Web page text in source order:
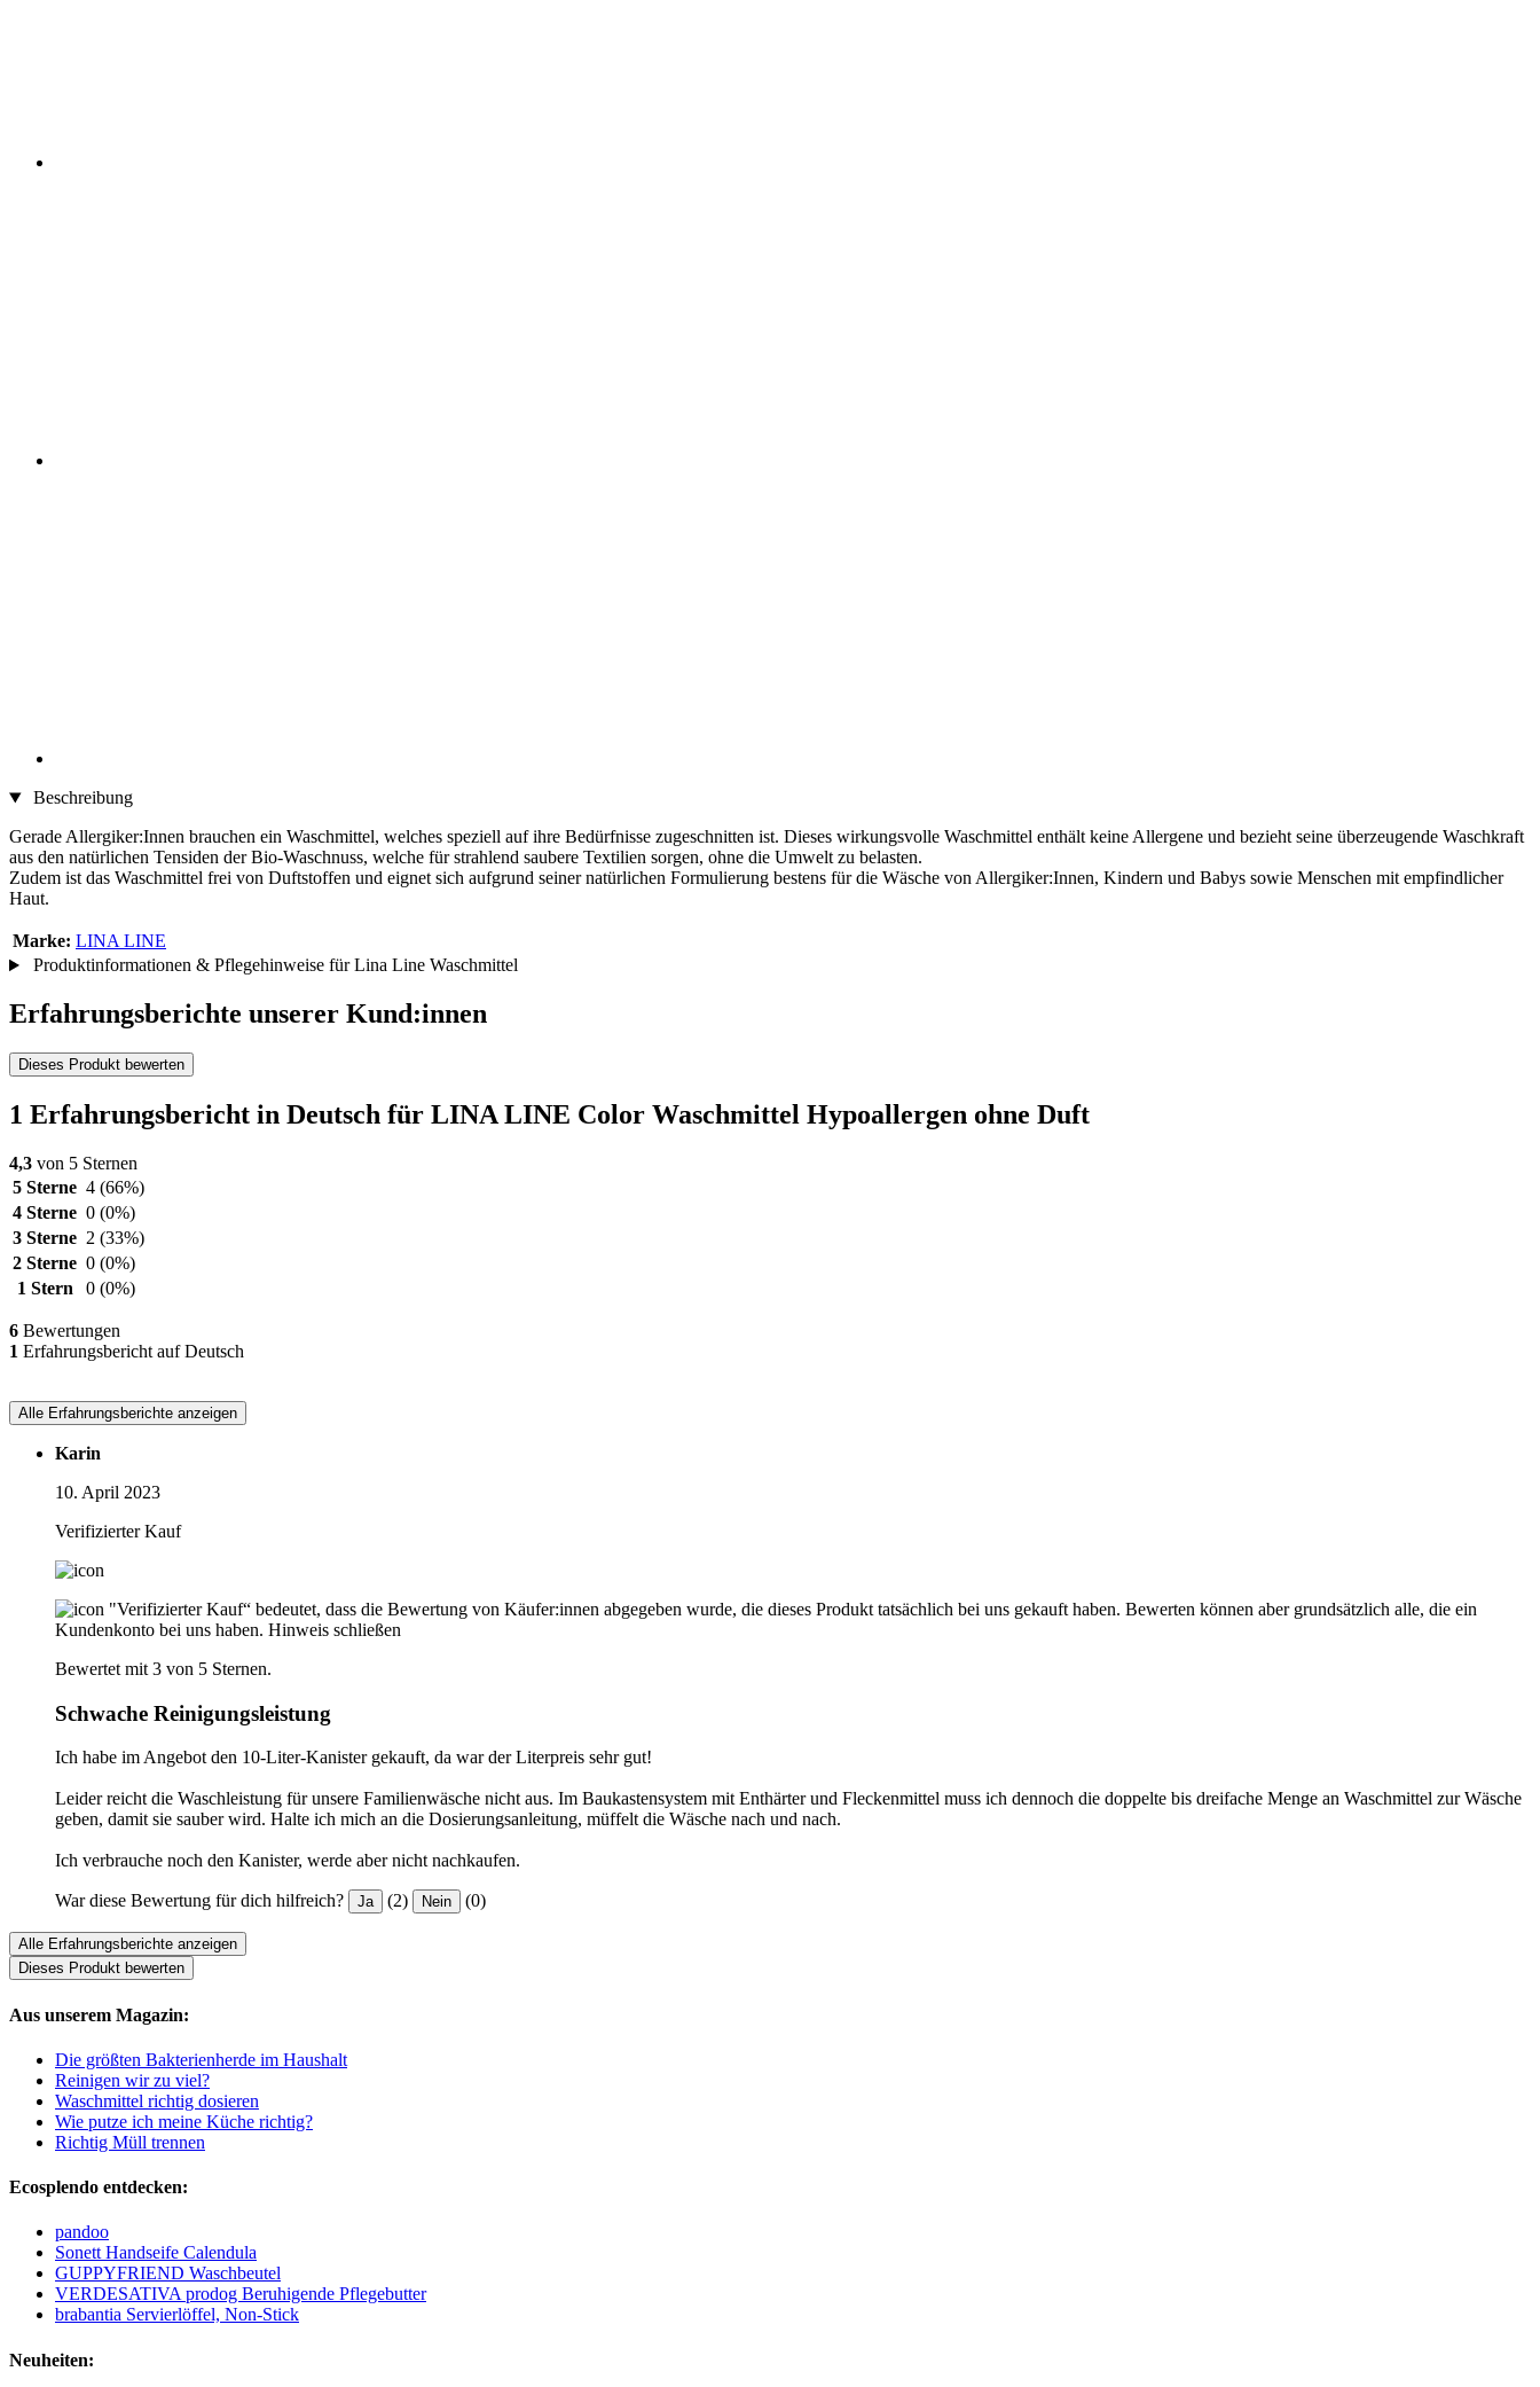
Beschreibung
Gerade Allergiker:Innen brauchen ein Waschmittel, welches speziell auf ihre Bedürfnisse zugeschnitten ist. Dieses wirkungsvolle Waschmittel enthält keine Allergene und bezieht seine überzeugende Waschkraft
aus den natürlichen Tensiden der Bio-Waschnuss, welche für strahlend saubere Textilien sorgen, ohne die Umwelt zu belasten.
Zudem ist das Waschmittel frei von Duftstoffen und eignet sich aufgrund seiner natürlichen Formulierung bestens für die Wäsche von Allergiker:Innen, Kindern und Babys sowie Menschen mit empfindlicher
Haut.
Marke: LINA LINE
Produktinformationen & Pflegehinweise für Lina Line Waschmittel
Erfahrungsberichte unserer Kund:innen
Dieses Produkt bewerten
1 Erfahrungsbericht in Deutsch für LINA LINE Color Waschmittel Hypoallergen ohne Duft
4,3 von 5 Sternen
5 Sterne 4 (66%)
4 Sterne 0 (0%)
3 Sterne 2 (33%)
2 Sterne 0 (0%)
1 Stern
0 (0%)
6 Bewertungen
1 Erfahrungsbericht auf Deutsch
Alle Erfahrungsberichte anzeigen
Karin
10. April 2023
Verifizierter Kauf
"Verifizierter Kauf“ bedeutet, dass die Bewertung von Käufer:innen abgegeben wurde, die dieses Produkt tatsächlich bei uns gekauft haben. Bewerten können aber grundsätzlich alle, die ein
Kundenkonto bei uns haben. Hinweis schließen
Bewertet mit 3 von 5 Sternen.
Schwache Reinigungsleistung
Ich habe im Angebot den 10-Liter-Kanister gekauft, da war der Literpreis sehr gut!
Leider reicht die Waschleistung für unsere Familienwäsche nicht aus. Im Baukastensystem mit Enthärter und Fleckenmittel muss ich dennoch die doppelte bis dreifache Menge an Waschmittel zur Wäsche
geben, damit sie sauber wird. Halte ich mich an die Dosierungsanleitung, müffelt die Wäsche nach und nach.
Ich verbrauche noch den Kanister, werde aber nicht nachkaufen.
War diese Bewertung für dich hilfreich? Ja (2) Nein (0)
Alle Erfahrungsberichte anzeigen
Dieses Produkt bewerten
Aus unserem Magazin:
Die größten Bakterienherde im Haushalt
Reinigen wir zu viel?
Waschmittel richtig dosieren
Wie putze ich meine Küche richtig?
Richtig Müll trennen
Ecosplendo entdecken:
pandoo
Sonett Handseife Calendula
GUPPYFRIEND Waschbeutel
VERDESATIVA prodog Beruhigende Pflegebutter
brabantia Servierlöffel, Non-Stick
Neuheiten: